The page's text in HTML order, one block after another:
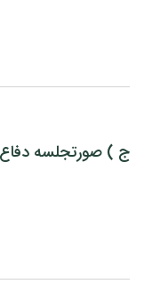
ج ) صورتجلسه دفاع